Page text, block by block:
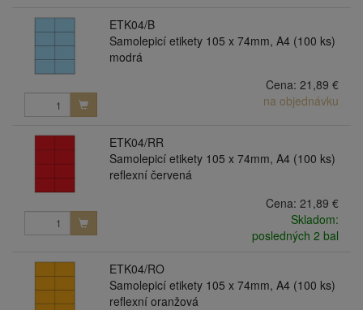
ETK04/B
Samolepicí etikety 105 x 74mm, A4 (100 ks)
modrá
Cena: 21,89 €
na objednávku
ETK04/RR
Samolepicí etikety 105 x 74mm, A4 (100 ks)
reflexní červená
Cena: 21,89 €
Skladom:
posledných 2 bal
ETK04/RO
Samolepicí etikety 105 x 74mm, A4 (100 ks)
reflexní oranžová